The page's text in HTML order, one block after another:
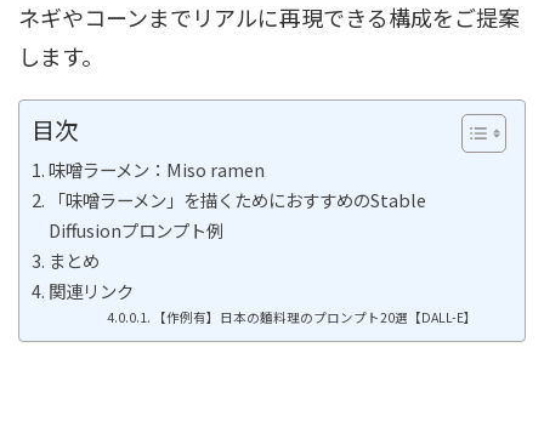
ネギやコーンまでリアルに再現できる構成をご提案
します。
目次
味噌ラーメン：Miso ramen
「味噌ラーメン」を描くためにおすすめのStable
Diffusionプロンプト例
まとめ
関連リンク
【作例有】日本の麵料理のプロンプト20選【DALL-E】